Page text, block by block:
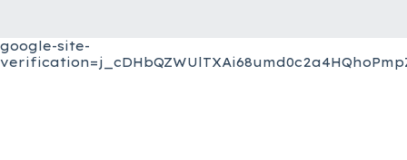
google-site-